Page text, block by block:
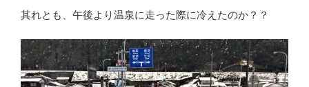
其れとも、午後より温泉に走った際に冷えたのか？？